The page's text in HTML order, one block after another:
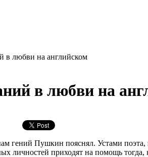
в любви на английском
в любви на
гений Пушкин пояснял. Устами поэта,
личностей приходят на помощь тогда,